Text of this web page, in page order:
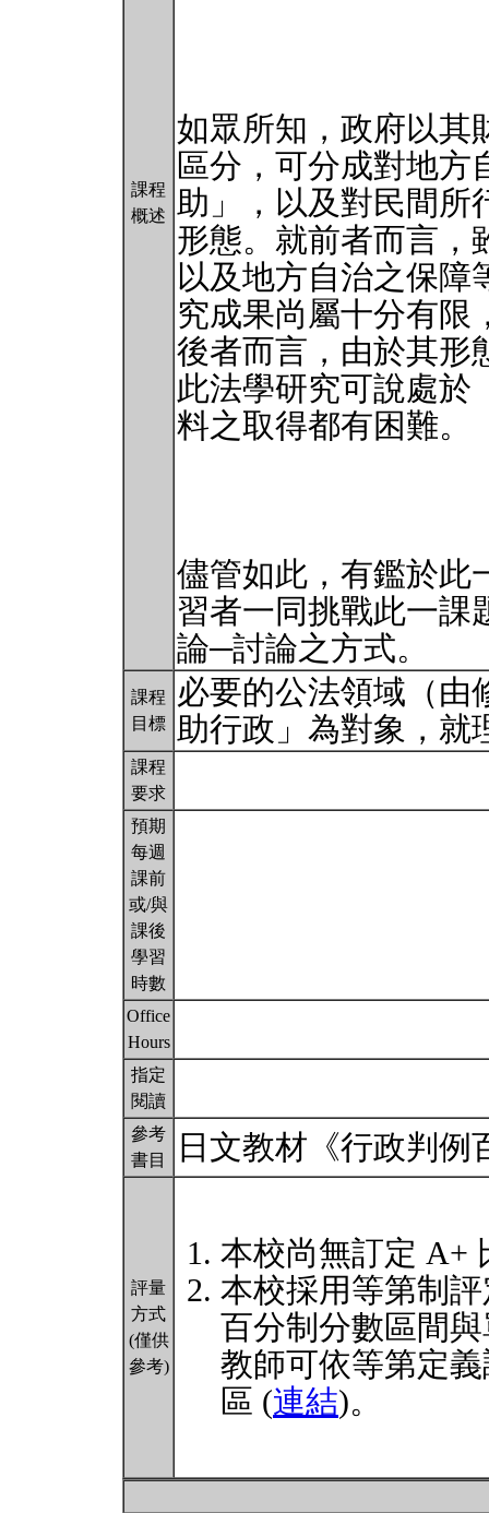
課程
概述
如眾所知，政府以其
區分，可分成對地方
助」，以及對民間所
形態。就前者而言，
以及地方自治之保障
究成果尚屬十分有限
後者而言，由於其形
此法學研究可說處於
料之取得都有困難。
儘管如此，有鑑於此
習者一同挑戰此一課
論─討論之方式。
課程
目標
必要的公法領域（由
助行政」為對象，就
課程
要求
預期
每週
課前
或/與
課後
學習
時數
Office
Hours
指定
閱讀
參考
書目
日文教材《行政判
評量
方式
(僅供
參考)
本校尚無訂定 A+
本校採用等第制
百分制分數區間
教師可依等第定
區 (連結)。